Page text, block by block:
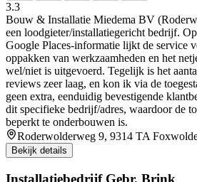
3.3
Bouw & Installatie Miedema BV
een loodgieter/installatiegericht bedrijf.
Google Places-informatie lijkt de service
oppakken van werkzaamheden en het
wel/niet is uitgevoerd. Tegelijk is het
reviews zeer laag, en kon ik via de
geen extra, eenduidig bevestigende
dit specifieke bedrijf/adres, waardoor de
beperkt te onderbouwen is.
Roderwolderweg 9, 9314 TA
Bekijk details
Installatiebedrijf Gebr. Brink